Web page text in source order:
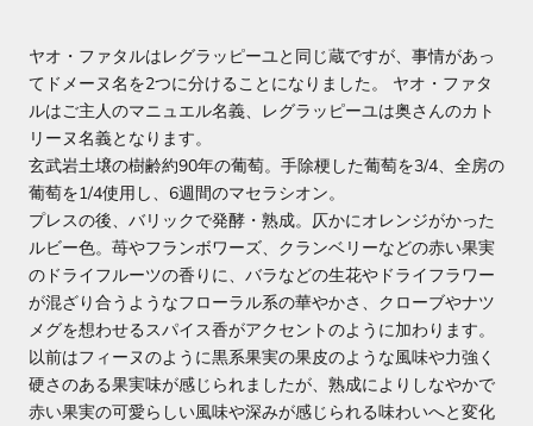
ヤオ・ファタルはレグラッピーユと同じ蔵ですが、事情があっ
てドメーヌ名を2つに分けることになりました。 ヤオ・ファタ
ルはご主人のマニュエル名義、レグラッピーユは奥さんのカト
リーヌ名義となります。
玄武岩土壌の樹齢約90年の葡萄。手除梗した葡萄を3/4、全房の
葡萄を1/4使用し、6週間のマセラシオン。
プレスの後、バリックで発酵・熟成。仄かにオレンジがかった
ルビー色。苺やフランボワーズ、クランベリーなどの赤い果実
のドライフルーツの香りに、バラなどの生花やドライフラワー
が混ざり合うようなフローラル系の華やかさ、クローブやナツ
メグを想わせるスパイス香がアクセントのように加わります。
以前はフィーヌのように黒系果実の果皮のような風味や力強く
硬さのある果実味が感じられましたが、熟成によりしなやかで
赤い果実の可愛らしい風味や深みが感じられる味わいへと変化